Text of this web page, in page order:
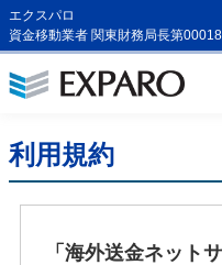
エクスパロ
資金移動業者 関東財務局長第
利用規約
「海外送金ネッ